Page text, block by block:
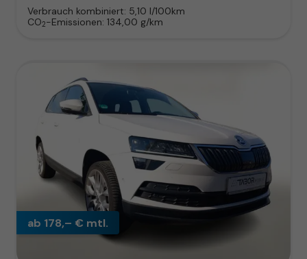
Verbrauch kombiniert: 5,10 l/100km
CO2-Emissionen: 134,00 g/km
ab 178,– € mtl.